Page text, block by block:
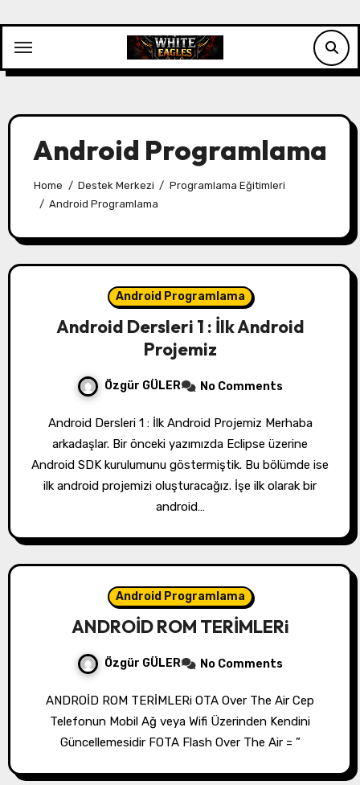
content
Android Programlama
Home Destek Merkezi
Programlama Eğitimleri
Android Programlama
Android Programlama
Android Dersleri 1 : İlk Android
Projemiz
Özgür GÜLER No Comments
Android Dersleri 1 : İlk Android Projemiz Merhaba
arkadaşlar. Bir önceki yazımızda Eclipse üzerine
Android SDK kurulumunu göstermiştik. Bu bölümde ise
ilk android projemizi oluşturacağız. İşe ilk olarak bir
android…
Android Programlama
ANDROİD ROM TERİMLERi
Özgür GÜLER No Comments
ANDROİD ROM TERİMLERi OTA Over The Air Cep
Telefonun Mobil Ağ veya Wifi Üzerinden Kendini
Güncellemesidir FOTA Flash Over The Air = ”